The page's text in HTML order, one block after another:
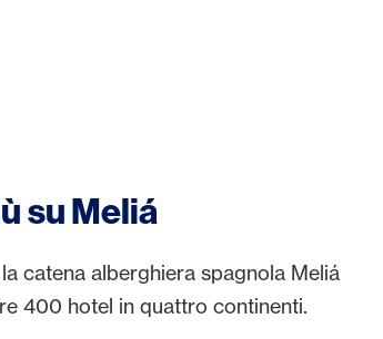
su Meliá
catena alberghiera spagnola Meliá
400 hotel in quattro continenti.